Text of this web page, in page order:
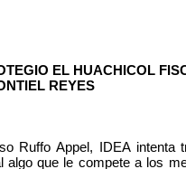
EL HUACHICOL
REYES
Ruffo Appel, IDEA intenta
algo que le compete a los